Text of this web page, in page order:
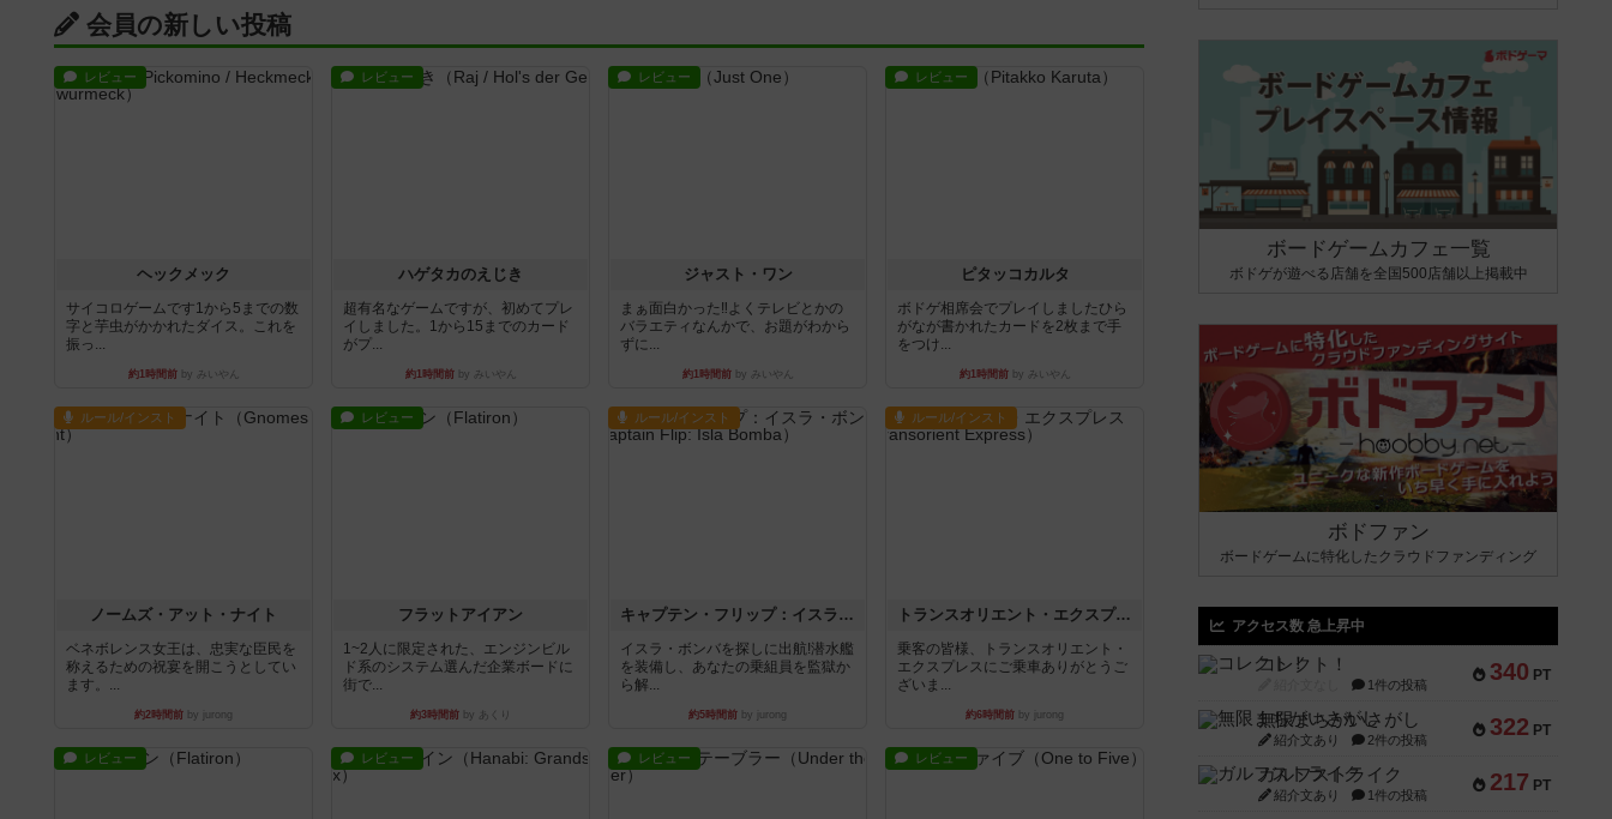
会員の新しい投稿
レビュー
ヘックメック
サイコロゲームです1から5までの数
字と芋虫がかかれたダイス。これを
振っ...
約1時間前by みいやん
レビュー
ハゲタカのえじき
超有名なゲームですが、初めてプレ
イしました。1から15までのカード
がプ...
約1時間前by みいやん
レビュー
ジャスト・ワン
まぁ面白かった‼️よくテレビとかの
バラエティなんかで、お題がわから
ずに...
約1時間前by みいやん
レビュー
ピタッコカルタ
ボドゲ相席会でプレイしましたひら
がなが書かれたカードを2枚まで手
をつけ...
約1時間前by みいやん
ルール/インスト
ノームズ・アット・ナイト
ベネボレンス女王は、忠実な臣民を
称えるための祝宴を開こうとしてい
ます。...
約2時間前 by jurong
レビュー
フラットアイアン
1~2人に限定された、エンジンビル
ド系のシステム選んだ企業ボードに
街で...
約3時間前 by あくり
ルール/インスト
キャプテン・フリップ：イスラ・ボンバ
イスラ・ボンバを探しに出航!潜水艦
を装備し、あなたの乗組員を監獄か
ら解...
約5時間前 by jurong
ルール/インスト
トランスオリエント・エクスプレス
乗客の皆様、トランスオリエント・
エクスプレスにご乗車ありがとうご
ざいま...
約6時間前 by jurong
レビュー レビュー レビュー レビュー
ボードゲームカフェ一覧
ボドゲが遊べる店舗を全国500店舗以上掲載中
ボドファン
ボードゲームに特化したクラウドファンディング
アクセス数 急上昇中
340 PT
コレクト！
1件の投稿
322 PT
無限まちがいさがし
紹介文あり 2件の投稿
217 PT
ガルフストライク
紹介文あり 1件の投稿